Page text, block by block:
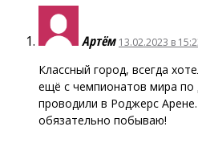
Артём 13.02.2023 в
Классный город, всегда
ещё с чемпионатов мира
проводили в Роджерс
обязательно побываю!